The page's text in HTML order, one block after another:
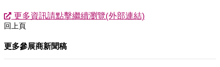
更多資訊請點擊繼續瀏覽(外部連結)
回上頁
更多參展商新聞稿